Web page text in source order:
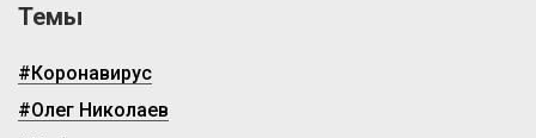
Темы
#Коронавирус
#Олег Николаев